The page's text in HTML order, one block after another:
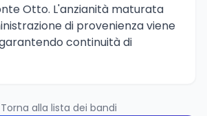
Otto. L'anzianità maturata
di provenienza viene
continuità di
Torna alla lista dei bandi